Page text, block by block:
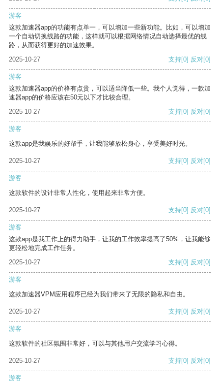
游客
这款加速器app的功能有点单一，可以增加一些新功能。比如，可以增加
一个自动切换线路的功能，这样就可以根据网络情况自动选择最优的线
路，从而获得更好的加速效果。
2025-10-27
支持[0] 反对[0]
游客
这款加速器app的价格有点贵，可以适当降低一些。我个人觉得，一款加
速器app的价格应该在50元以下才比较合理。
2025-10-27
支持[0] 反对[0]
游客
这款app是我娱乐的好帮手，让我能够放松身心，享受美好时光。
2025-10-27 支持[0] 反对[0]
游客
这款软件的设计非常人性化，使用起来非常方便。
2025-10-27 支持[0] 反对[0]
游客
这款app是我工作上的得力助手，让我的工作效率提高了50%，让我能够
更轻松地完成工作任务。
2025-10-27
支持[0] 反对[0]
游客
这款加速器VPM应用程序已经为我们带来了无限的隐私和自由。
2025-10-27 支持[0] 反对[0]
游客
这款软件的社区氛围非常好，可以与其他用户交流学习心得。
2025-10-27 支持[0] 反对[0]
游客